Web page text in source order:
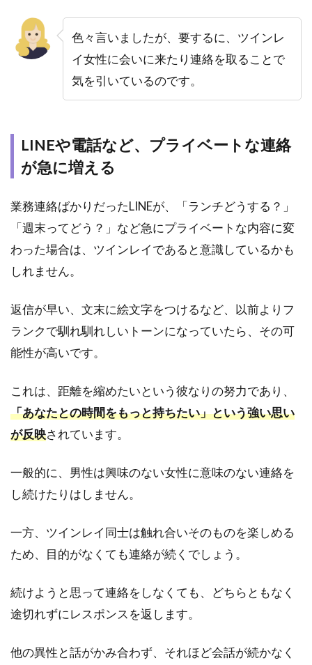
成長
のた
め一
る
2
雰囲
気
隠し
きれ
ツイ
ンレ
性の
のメ
ロメ
ロサ
イン
好き
うオ
が隠
ず、
にも
かれ
2.2
色々言いましたが、要するに、ツインレ
イ女性に会いに来たり連絡を取ることで
気を引いているのです。
LINEや電話など、プライベートな連絡
が急に増える
業務連絡ばかりだったLINEが、「ランチどうする？」
「週末ってどう？」など急にプライベートな内容に変
わった場合は、ツインレイであると意識しているかも
しれません。
返信が早い、文末に絵文字をつけるなど、以前よりフ
ランクで馴れ馴れしいトーンになっていたら、その可
能性が高いです。
これは、距離を縮めたいという彼なりの努力であり、
「あなたとの時間をもっと持ちたい」という強い思い
が反映されています。
一般的に、男性は興味のない女性に意味のない連絡を
し続けたりはしません。
一方、ツインレイ同士は触れ合いそのものを楽しめる
ため、目的がなくても連絡が続くでしょう。
続けようと思って連絡をしなくても、どちらともなく
途切れずにレスポンスを返します。
他の異性と話がかみ合わず、それほど会話が続かなく